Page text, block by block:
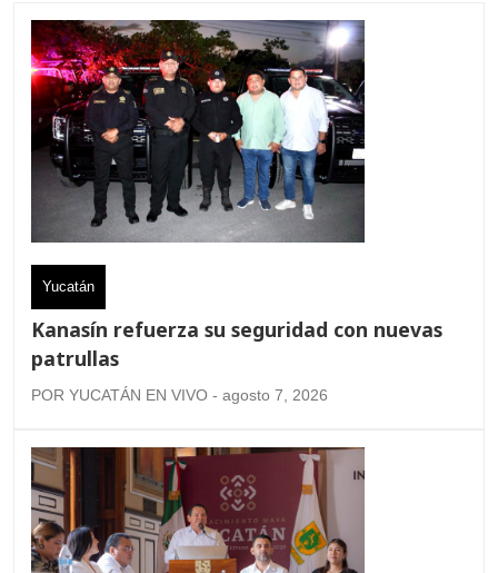
Yucatán
Kanasín refuerza su seguridad con nuevas
patrullas
POR YUCATÁN EN VIVO - agosto 7, 2026